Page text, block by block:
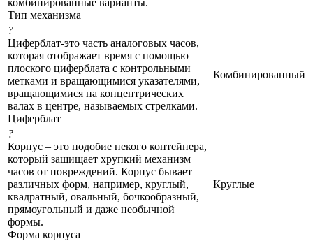
Тип механизма
?
Циферблат-это часть аналоговых часов,
которая отображает время с помощью
плоского циферблата с контрольными
метками и вращающимися указателями,
вращающимися на концентрических
валах в центре, называемых стрелками.
Циферблат
Комбинированный
?
Корпус – это подобие некого контейнера,
который защищает хрупкий механизм
часов от повреждений. Корпус бывает
различных форм, например, круглый,
квадратный, овальный, бочкообразный,
прямоугольный и даже необычной
формы.
Форма корпуса
Круглые